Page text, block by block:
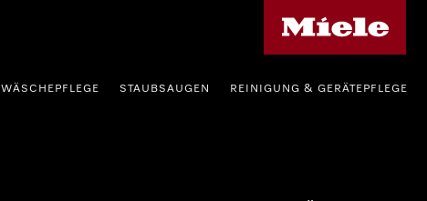
WÄSCHEPFLEGE STAUBSAUGEN REINIGUNG & GERÄTEPFLEGE